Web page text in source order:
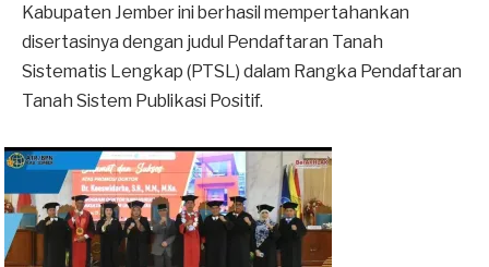
Kabupaten Jember ini berhasil mempertahankan
disertasinya dengan judul Pendaftaran Tanah
Sistematis Lengkap (PTSL) dalam Rangka Pendaftaran
Tanah Sistem Publikasi Positif.